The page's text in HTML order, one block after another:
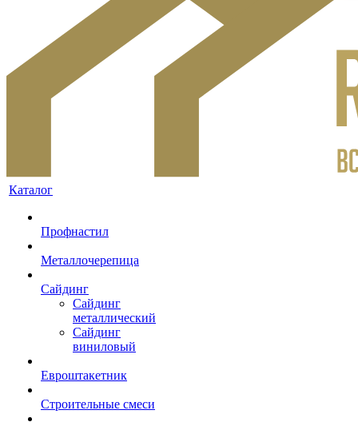
Каталог
Профнастил
Металлочерепица
Сайдинг
Сайдинг
металлический
Сайдинг
виниловый
Евроштакетник
Строительные смеси